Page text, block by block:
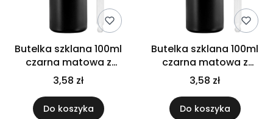
Butelka szklana 100ml
czarna matowa z
pipetą srebrną
3,58 zł
Do koszyka
Butelka szklana 100ml
czarna matowa z
pipetą złoto białą
3,58 zł
Do koszyka